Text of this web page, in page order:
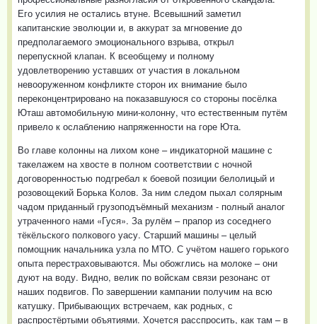
Его усилия не остались втуне. Всевышний заметил
капитанские эволюции и, в аккурат за мгновение до
предполагаемого эмоционального взрыва, открыл
перепускной клапан. К всеобщему и полному
удовлетворению уставших от участия в локальном
невооруженном конфликте сторон их внимание было
переконцентрировано на показавшуюся со стороны посёлка
Юташ автомобильную мини-колонну, что естественным путём
привело к ослаблению напряженности на горе Юта.
Во главе колонны на лихом коне – индикаторной машине с
такелажем на хвосте в полном соответствии с ночной
договоренностью подгребал к боевой позиции белолицый и
розовощекий Борька Колов. За ним следом пыхал солярным
чадом приданный грузоподъёмный механизм - полный аналог
утраченного нами «Гуся». За рулём – прапор из соседнего
тёкёльского полкового уасу. Старший машины – целый
помощник начальника узла по МТО. С учётом нашего горького
опыта перестраховываются. Мы обожглись на молоке – они
дуют на воду. Видно, велик по войскам связи резонанс от
наших подвигов. По завершении кампании получим на всю
катушку. Прибывающих встречаем, как родных, с
распростёртыми объятиями. Хочется расспросить, как там – в